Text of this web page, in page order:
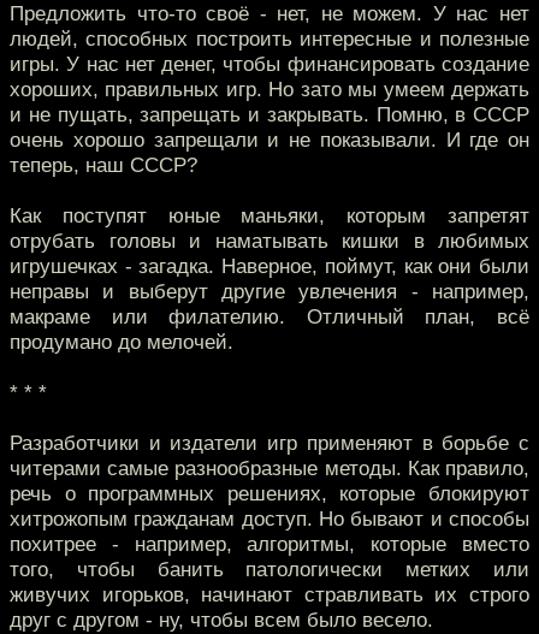
Предложить что-то своё - нет, не можем. У нас нет
людей, способных построить интересные и полезные
игры. У нас нет денег, чтобы финансировать создание
хороших, правильных игр. Но зато мы умеем держать
и не пущать, запрещать и закрывать. Помню, в СССР
очень хорошо запрещали и не показывали. И где он
теперь, наш СССР?
Как поступят юные маньяки, которым запретят
отрубать головы и наматывать кишки в любимых
игрушечках - загадка. Наверное, поймут, как они были
неправы и выберут другие увлечения - например,
макраме или филателию. Отличный план, всё
продумано до мелочей.
* * *
Разработчики и издатели игр применяют в борьбе с
читерами самые разнообразные методы. Как правило,
речь о программных решениях, которые блокируют
хитрожопым гражданам доступ. Но бывают и способы
похитрее - например, алгоритмы, которые вместо
того, чтобы банить патологически метких или
живучих игорьков, начинают стравливать их строго
друг с другом - ну, чтобы всем было весело.